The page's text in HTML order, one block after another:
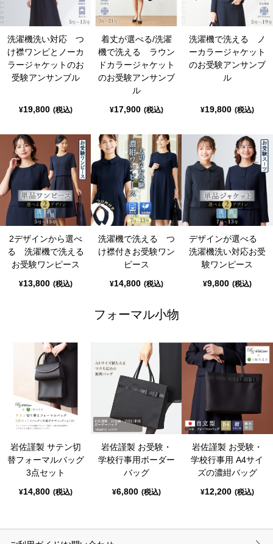
洗濯機洗い対応 つ
け襟ワンピとノーカ
ラージャケットのお
受験アンサンブル
¥19,800 (税込)
着丈が選べる/洗濯
機で洗える ラウン
ドカラージャケット
のお受験アンサンブ
ル
¥17,900 (税込)
洗濯機で洗える ノ
ーカラージャケット
のお受験アンサンブ
ル
¥19,800 (税込)
2デザインから選べ
る 洗濯機で洗える
お受験ワンピース
¥13,800 (税込)
洗濯機で洗える つ
け襟付きお受験ワン
ピース
¥14,800 (税込)
デザインが選べる
洗濯機洗い対応お受
験ワンピース
¥9,800 (税込)
フォーマル小物
岩佐謹製 サテン切
替フォーマルバッグ
3点セット
¥14,800 (税込)
岩佐謹製 お受験・
学校行事用ボーダー
バッグ
¥6,800 (税込)
岩佐謹製 お受験・
学校行事用 A4サイ
ズの濃紺バッグ
¥12,200 (税込)